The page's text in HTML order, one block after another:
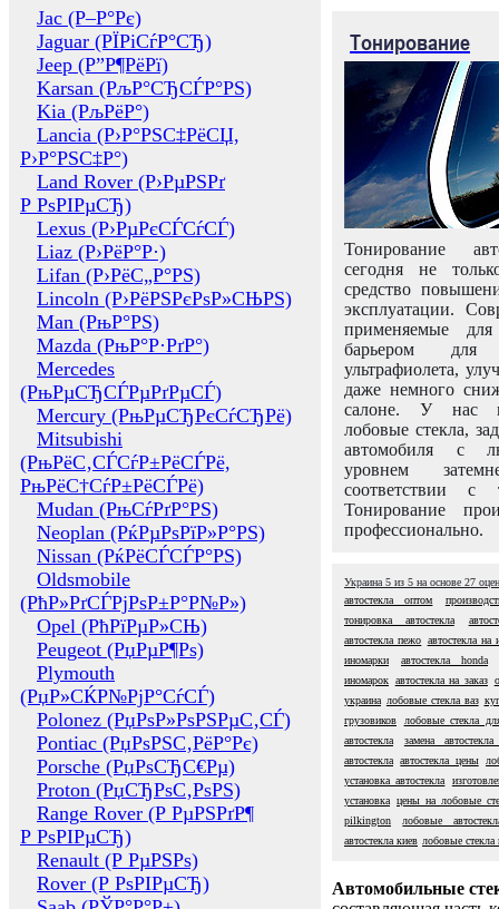
Jac (Р–Р°Рє)
Jaguar (РЇРіСѓР°СЂ)
Jeep (Р”Р¶РёРї)
Karsan (РљР°СЂСЃР°РЅ)
Kia (РљРёР°)
Lancia (Р›Р°РЅС‡РёСЏ,
Р›Р°РЅС‡Р°)
Land Rover (Р›РµРЅРґ
Р РѕРІРµСЂ)
Lexus (Р›РµРєСЃСѓСЃ)
Liaz (Р›РёР°Р·)
Lifan (Р›РёС„Р°РЅ)
Lincoln (Р›РёРЅРєРѕР»СЊРЅ)
Man (РњР°РЅ)
Mazda (РњР°Р·РґР°)
Mercedes
(РњРµСЂСЃРµРґРµСЃ)
Mercury (РњРµСЂРєСѓСЂРё)
Mitsubishi
(РњРёС‚СЃСѓР±РёСЃРё,
РњРёС†СѓР±РёСЃРё)
Mudan (РњСѓРґР°РЅ)
Neoplan (РќРµРѕРїР»Р°РЅ)
Nissan (РќРёСЃСЃР°РЅ)
Oldsmobile
(РћР»РґСЃРјРѕР±Р°Р№Р»)
Opel (РћРїРµР»СЊ)
Peugeot (РџРµР¶Рѕ)
Plymouth
(РџР»СЌР№РјР°СѓСЃ)
Polonez (РџРѕР»РѕРЅРµС‚СЃ)
Pontiac (РџРѕРЅС‚РёР°Рє)
Porsche (РџРѕСЂС€Рµ)
Proton (РџСЂРѕС‚РѕРЅ)
Range Rover (Р РµРЅРґР¶
Р РѕРІРµСЂ)
Renault (Р РµРЅРѕ)
Rover (Р РѕРІРµСЂ)
Тонирование
Тонирование
сегодня не
средство
эксплуатации.
применяемые
барьером для
ультрафиолета,
даже немного
салоне. У нас
лобовые стекла,
автомобиля с
уровнем
соответствии с
Тонирование
профессионально.
Украина 5 из 5 на основе 27
автостекла оптом
тонировка автостекла
автостекла пежо автостекла на
иномарки
автостекла honda
иномарок автостекла на заказ
украина лобовые стекла ваз
грузовиков
лобовые стекла
автостекла
замена
автостекла автостекла цены
установка автостекла
установка цены на лобовые
pilkington
лобовые
автостекла киев лобовые стекла
Автомобильные